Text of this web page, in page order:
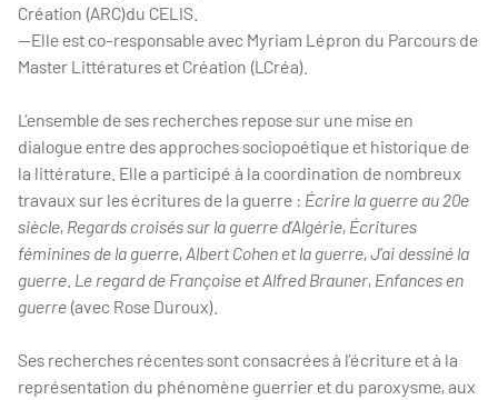
Création (ARC)du CELIS.
—Elle est co-responsable avec Myriam Lépron du Parcours de
Master Littératures et Création (LCréa).
L’ensemble de ses recherches repose sur une mise en
dialogue entre des approches sociopoétique et historique de
la littérature. Elle a participé à la coordination de nombreux
travaux sur les écritures de la guerre : Écrire la guerre au 20e
siècle, Regards croisés sur la guerre d’Algérie, Écritures
féminines de la guerre,Albert Cohen et la guerre,J’ai dessiné la
guerre Le regard de Françoise et Alfred Brauner, Enfances en
guerre (avec Rose Duroux).
Ses recherches récentes sont consacrées à l’écriture et à la
représentation du phénomène guerrier et du paroxysme, aux